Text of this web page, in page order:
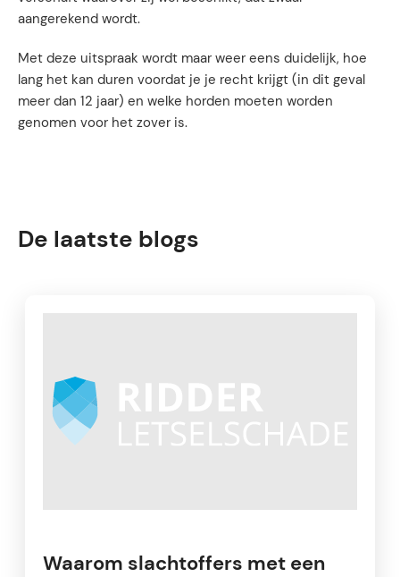
aangerekend wordt.
Met deze uitspraak wordt maar weer eens duidelijk, hoe
lang het kan duren voordat je je recht krijgt (in dit geval
meer dan 12 jaar) en welke horden moeten worden
genomen voor het zover is.
De laatste blogs
Waarom slachtoffers met een